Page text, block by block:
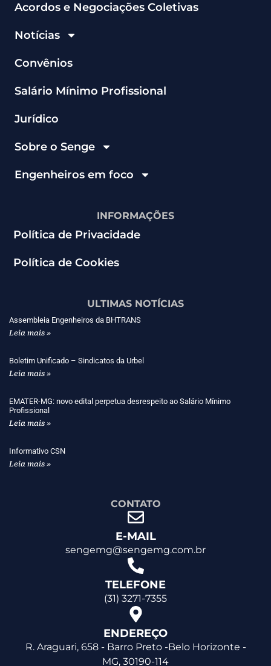
Acordos e Negociações Coletivas
Notícias
Convênios
Salário Mínimo Profissional
Jurídico
Sobre o Senge
Engenheiros em foco
INFORMAÇÕES
Política de Privacidade
Política de Cookies
ULTIMAS NOTÍCIAS
Assembleia Engenheiros da BHTRANS
Leia mais »
Boletim Unificado – Sindicatos da Urbel
Leia mais »
EMATER-MG: novo edital perpetua desrespeito ao Salário Mínimo
Profissional
Leia mais »
Informativo CSN
Leia mais »
CONTATO
E-MAIL
sengemg@sengemg.com.br
TELEFONE
(31) 3271-7355
ENDEREÇO
R. Araguari, 658 - Barro Preto -Belo Horizonte -
MG, 30190-114